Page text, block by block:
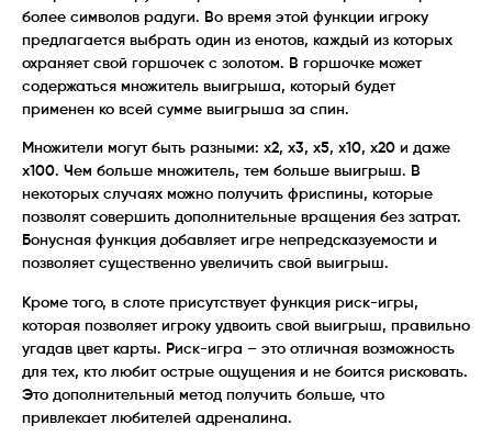
более символов радуги. Во время этой функции игроку
предлагается выбрать один из енотов, каждый из которых
охраняет свой горшочек с золотом. В горшочке может
содержаться множитель выигрыша, который будет
применен ко всей сумме выигрыша за спин.
Множители могут быть разными: x2, x3, x5, x10, x20 и даже
x100. Чем больше множитель, тем больше выигрыш. В
некоторых случаях можно получить фриспины, которые
позволят совершить дополнительные вращения без затрат.
Бонусная функция добавляет игре непредсказуемости и
позволяет существенно увеличить свой выигрыш.
Кроме того, в слоте присутствует функция риск-игры,
которая позволяет игроку удвоить свой выигрыш, правильно
угадав цвет карты. Риск-игра – это отличная возможность
для тех, кто любит острые ощущения и не боится рисковать.
Это дополнительный метод получить больше, что
привлекает любителей адреналина.